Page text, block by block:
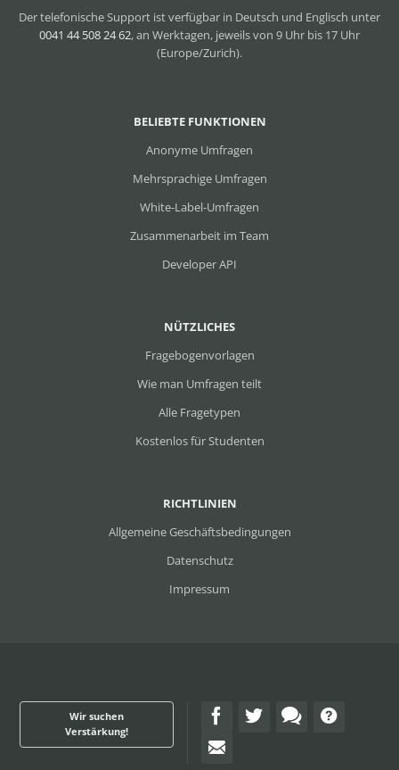
RICHTLINIEN
Allgemeine Geschäftsbedingungen
Datenschutz
Impressum
NÜTZLICHES
Fragebogenvorlagen
Wie man Umfragen teilt
Alle Fragetypen
Kostenlos für Studenten
BELIEBTE FUNKTIONEN
Anonyme Umfragen
Mehrsprachige Umfragen
White-Label-Umfragen
Zusammenarbeit im Team
Developer API
Der telefonische Support ist verfügbar in Deutsch und Englisch unter
0041 44 508 24 62, an Werktagen, jeweils von 9 Uhr bis 17 Uhr
(Europe/Zurich).
Wir suchen
Verstärkung!